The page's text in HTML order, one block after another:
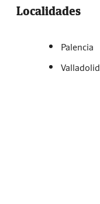
Localidades
Palencia
Valladolid